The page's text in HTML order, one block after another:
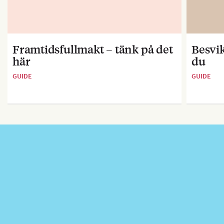
Framtidsfullmakt – tänk på det
här
GUIDE
du
GUIDE